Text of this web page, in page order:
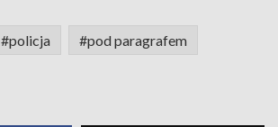
#policja #pod paragrafem